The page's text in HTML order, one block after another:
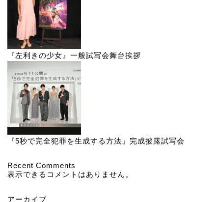
『5秒で完全犯罪を生成する方法』完成披露試写会
Recent Comments
表示できるコメントはありません。
アーカイブ
2026年8月
2026年7月
2026年6月
2026年5月
2026年4月
2026年3月
2026年2月
2026年1月
2025年11月
2025年10月
2025年8月